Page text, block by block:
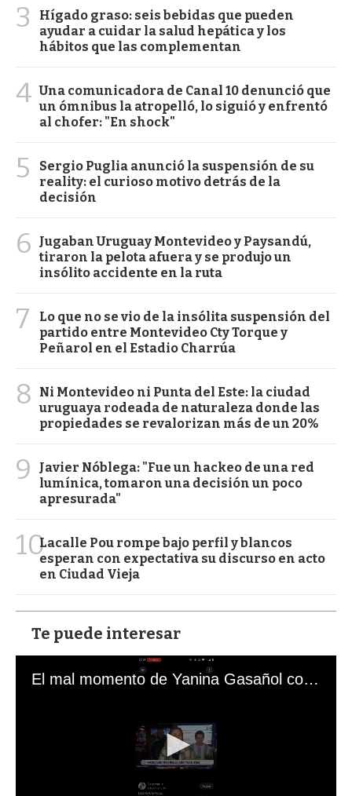
3
Hígado graso: seis bebidas que pueden
ayudar a cuidar la salud hepática y los
hábitos que las complementan
4 Una comunicadora de Canal 10 denunció que
un ómnibus la atropelló, lo siguió y enfrentó
al chofer: "En shock"
5
Sergio Puglia anunció la suspensión de su
reality: el curioso motivo detrás de la
decisión
6
Jugaban Uruguay Montevideo y Paysandú,
tiraron la pelota afuera y se produjo un
insólito accidente en la ruta
7
Lo que no se vio de la insólita suspensión del
partido entre Montevideo Cty Torque y
Peñarol en el Estadio Charrúa
8
Ni Montevideo ni Punta del Este: la ciudad
uruguaya rodeada de naturaleza donde las
propiedades se revalorizan más de un 20%
9
Javier Nóblega: "Fue un hackeo de una red
lumínica, tomaron una decisión un poco
apresurada"
10Lacalle Pou rompe bajo perfil y blancos
esperan con expectativa su discurso en acto
en Ciudad Vieja
Te puede interesar
El mal momento de Yanina Gasañol con un hincha argentino en "Subrayado"